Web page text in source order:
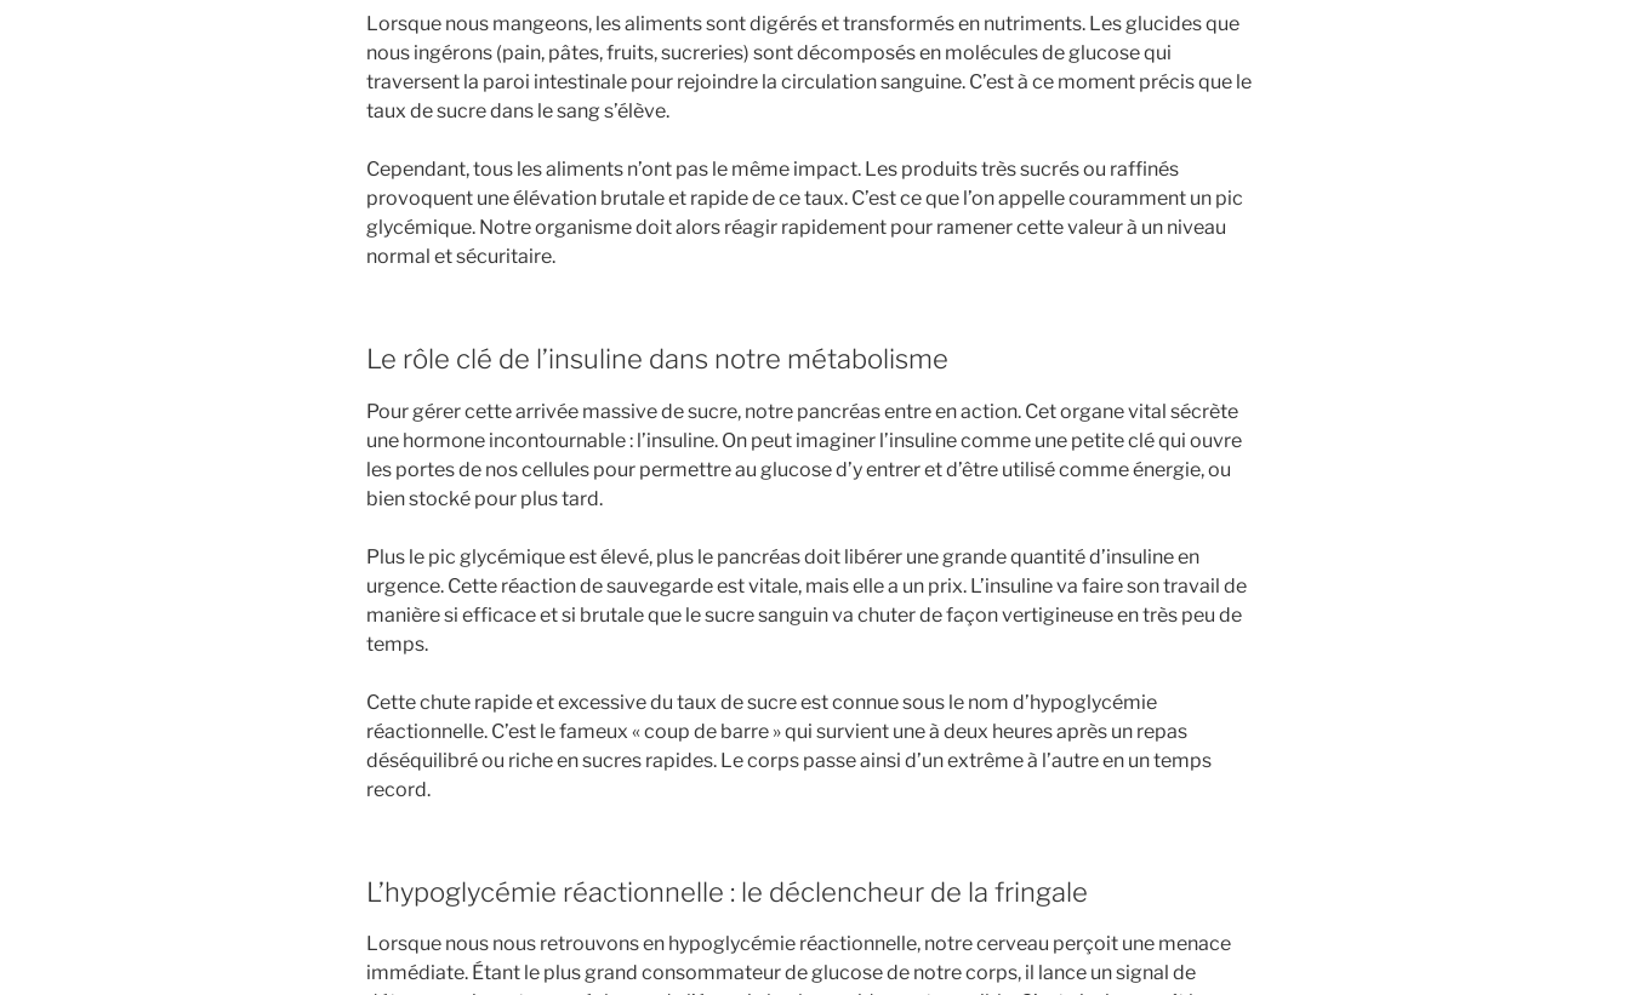
Lorsque nous mangeons, les aliments sont digérés et transformés en nutriments. Les glucides que
nous ingérons (pain, pâtes, fruits, sucreries) sont décomposés en molécules de glucose qui
traversent la paroi intestinale pour rejoindre la circulation sanguine. C’est à ce moment précis que le
taux de sucre dans le sang s’élève.
Cependant, tous les aliments n’ont pas le même impact. Les produits très sucrés ou raffinés
provoquent une élévation brutale et rapide de ce taux. C’est ce que l’on appelle couramment un pic
glycémique. Notre organisme doit alors réagir rapidement pour ramener cette valeur à un niveau
normal et sécuritaire.
Le rôle clé de l’insuline dans notre métabolisme
Pour gérer cette arrivée massive de sucre, notre pancréas entre en action. Cet organe vital sécrète
une hormone incontournable : l’insuline. On peut imaginer l’insuline comme une petite clé qui ouvre
les portes de nos cellules pour permettre au glucose d’y entrer et d’être utilisé comme énergie, ou
bien stocké pour plus tard.
Plus le pic glycémique est élevé, plus le pancréas doit libérer une grande quantité d’insuline en
urgence. Cette réaction de sauvegarde est vitale, mais elle a un prix. L’insuline va faire son travail de
manière si efficace et si brutale que le sucre sanguin va chuter de façon vertigineuse en très peu de
temps.
Cette chute rapide et excessive du taux de sucre est connue sous le nom d’hypoglycémie
réactionnelle. C’est le fameux « coup de barre » qui survient une à deux heures après un repas
déséquilibré ou riche en sucres rapides. Le corps passe ainsi d’un extrême à l’autre en un temps
record.
L’hypoglycémie réactionnelle : le déclencheur de la fringale
Lorsque nous nous retrouvons en hypoglycémie réactionnelle, notre cerveau perçoit une menace
immédiate. Étant le plus grand consommateur de glucose de notre corps, il lance un signal de